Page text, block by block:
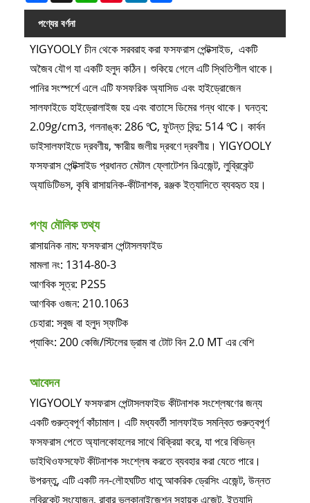
পণ্যের বর্ণনা
YIGYOOLY চীন থেকে সরবরাহ করা ফসফরাস পেন্টক্সাইড, একটি
অজৈব যৌগ যা একটি হলুদ কঠিন। শুকিয়ে গেলে এটি স্থিতিশীল থাকে।
পানির সংস্পর্শে এলে এটি ফসফরিক অ্যাসিড এবং হাইড্রোজেন
সালফাইডে হাইড্রোলাইজ হয় এবং বাতাসে ডিমের গন্ধ থাকে। ঘনত্ব:
2.09g/cm3, গলনাঙ্ক: 286 ℃, ফুটন্ত বিন্দু: 514 ℃। কার্বন
ডাইসালফাইডে দ্রবণীয়, ক্ষারীয় জলীয় দ্রবণে দ্রবণীয়। YIGYOOLY
ফসফরাস পেন্টক্সাইড প্রধানত মেটাল ফ্লোটেশন রিএজেন্ট, লুব্রিকেন্ট
অ্যাডিটিভস, কৃষি রাসায়নিক-কীটনাশক, রঞ্জক ইত্যাদিতে ব্যবহৃত হয়।
পণ্য মৌলিক তথ্য
রাসায়নিক নাম: ফসফরাস পেন্টাসলফাইড
মামলা নং: 1314-80-3
আণবিক সূত্র: P2S5
আণবিক ওজন: 210.1063
চেহারা: সবুজ বা হলুদ স্ফটিক
প্যাকিং: 200 কেজি/স্টিলের ড্রাম বা টোট বিন 2.0 MT এর বেশি
আবেদন
YIGYOOLY ফসফরাস পেন্টাসলফাইড কীটনাশক সংশ্লেষণের জন্য
একটি গুরুত্বপূর্ণ কাঁচামাল। এটি মধ্যবর্তী সালফাইড সমন্বিত গুরুত্বপূর্ণ
ফসফরাস পেতে অ্যালকোহলের সাথে বিক্রিয়া করে, যা পরে বিভিন্ন
ডাইথিওফসফেট কীটনাশক সংশ্লেষ করতে ব্যবহার করা যেতে পারে।
উপরন্তু, এটি একটি নন-লৌহঘটিত ধাতু আকরিক ড্রেসিং এজেন্ট, উন্নত
লুব্রিকেন্ট সংযোজন, রাবার ভলকানাইজেশন সহায়ক এজেন্ট, ইত্যাদি